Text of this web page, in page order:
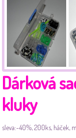
Dárková
kluky
sleva:-40%, 200ks, háček,